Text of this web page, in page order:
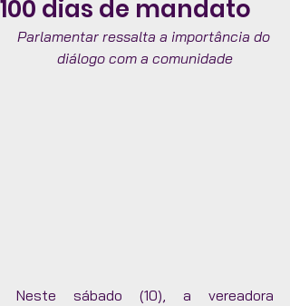
100 dias de mandato
Parlamentar ressalta a importância do
diálogo com a comunidade
Neste sábado (10), a vereadora